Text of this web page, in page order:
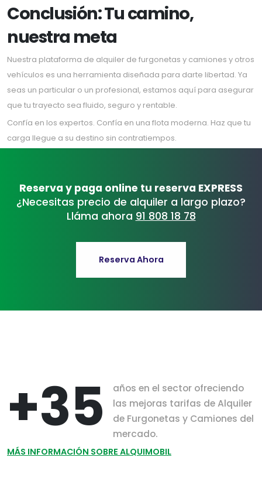
Conclusión: Tu camino,
nuestra meta
Nuestra plataforma de alquiler de furgonetas y camiones y otros
vehículos es una herramienta diseñada para darte libertad. Ya
seas un particular o un profesional, estamos aquí para asegurar
que tu trayecto sea fluido, seguro y rentable.
Confía en los expertos. Confía en una flota moderna. Haz que tu
carga llegue a su destino sin contratiempos.
Reserva y paga online tu reserva EXPRESS
¿Necesitas precio de alquiler a largo plazo?
Lláma ahora 91 808 18 78
Reserva Ahora
+35
años en el sector ofreciendo
las mejoras tarifas de Alquiler
de Furgonetas y Camiones del
mercado.
MÁS INFORMACIÓN SOBRE ALQUIMOBIL